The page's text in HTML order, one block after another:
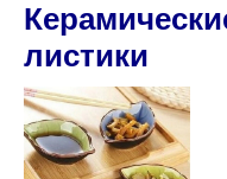
листики